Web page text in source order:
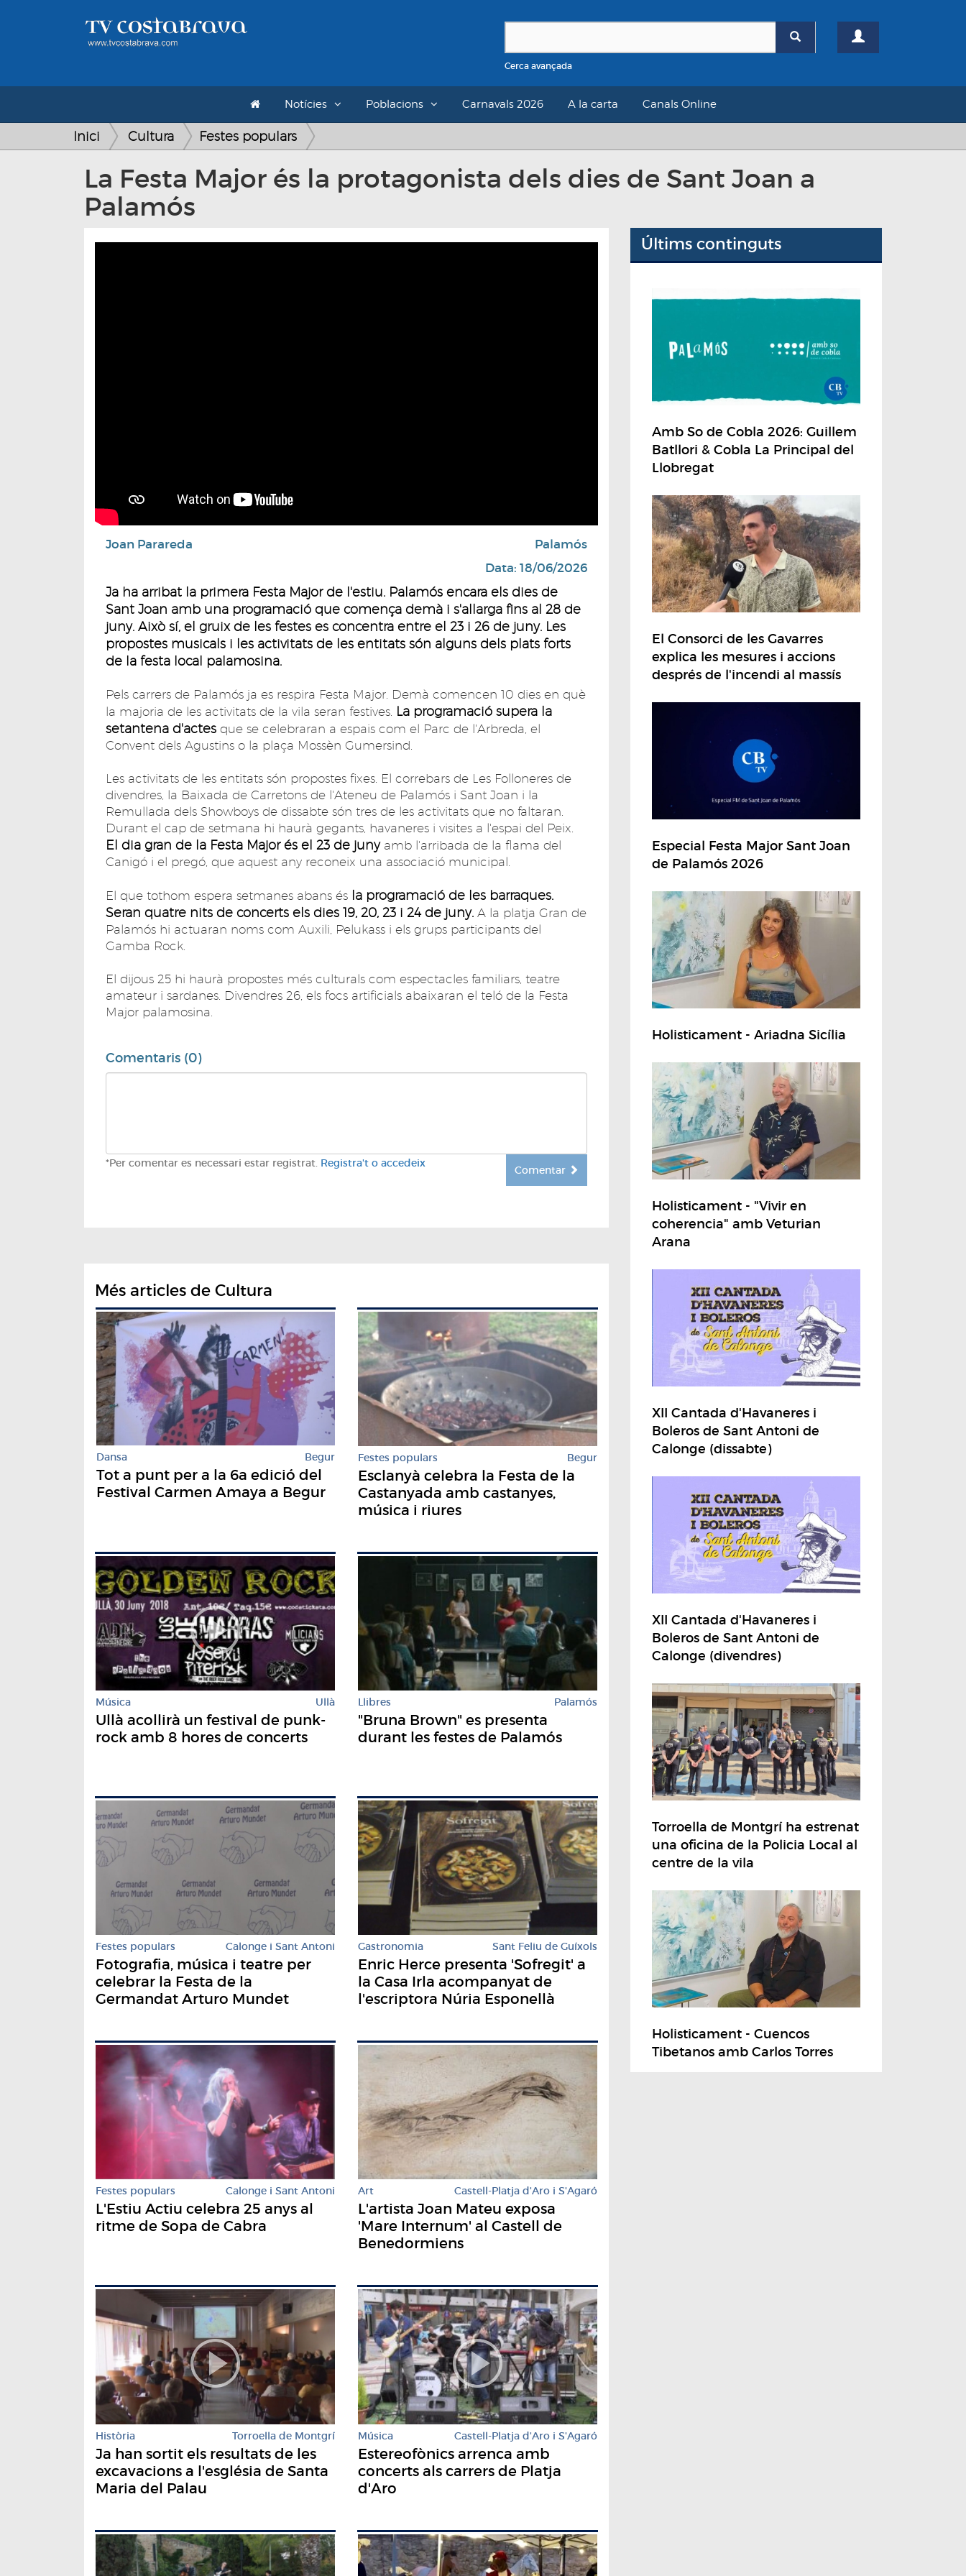
Cerca avançada
Notícies Poblacions Carnavals 2026 A la carta Canals Online
Inici Cultura Festes populars
La Festa Major és la protagonista dels dies de Sant Joan a
Palamós
Joan Parareda
Palamós
Data: 18/06/2026
Ja ha arribat la primera Festa Major de l'estiu. Palamós encara els dies de
Sant Joan amb una programació que comença demà i s'allarga fins al 28 de
juny. Això sí, el gruix de les festes es concentra entre el 23 i 26 de juny. Les
propostes musicals i les activitats de les entitats són alguns dels plats forts
de la festa local palamosina.
Pels carrers de Palamós ja es respira Festa Major. Demà comencen 10 dies en què
la majoria de les activitats de la vila seran festives. La programació supera la
setantena d'actes que se celebraran a espais com el Parc de l'Arbreda, el
Convent dels Agustins o la plaça Mossèn Gumersind.
Les activitats de les entitats són propostes fixes. El correbars de Les Folloneres de
divendres, la Baixada de Carretons de l'Ateneu de Palamós i Sant Joan i la
Remullada dels Showboys de dissabte són tres de les activitats que no faltaran.
Durant el cap de setmana hi haurà gegants, havaneres i visites a l'espai del Peix.
El dia gran de la Festa Major és el 23 de juny amb l'arribada de la flama del
Canigó i el pregó, que aquest any reconeix una associació municipal.
El que tothom espera setmanes abans és la programació de les barraques.
Seran quatre nits de concerts els dies 19, 20, 23 i 24 de juny. A la platja Gran de
Palamós hi actuaran noms com Auxili, Pelukass i els grups participants del
Gamba Rock.
El dijous 25 hi haurà propostes més culturals com espectacles familiars, teatre
amateur i sardanes. Divendres 26, els focs artificials abaixaran el teló de la Festa
Major palamosina.
Comentaris (0)
*Per comentar es necessari estar registrat. Registra't o accedeix
Comentar
Més articles de Cultura
Dansa Begur
Tot a punt per a la 6a edició del
Festival Carmen Amaya a Begur
Festes populars Begur
Esclanyà celebra la Festa de la
Castanyada amb castanyes,
música i riures
Música Ullà
Ullà acollirà un festival de punk-
rock amb 8 hores de concerts
Llibres Palamós
"Bruna Brown" es presenta
durant les festes de Palamós
Festes populars Calonge i Sant Antoni
Fotografia, música i teatre per
celebrar la Festa de la
Germandat Arturo Mundet
Gastronomia Sant Feliu de Guíxols
Enric Herce presenta 'Sofregit' a
la Casa Irla acompanyat de
l'escriptora Núria Esponellà
Festes populars Calonge i Sant Antoni
L'Estiu Actiu celebra 25 anys al
ritme de Sopa de Cabra
Art Castell-Platja d'Aro i S'Agaró
L'artista Joan Mateu exposa
'Mare Internum' al Castell de
Benedormiens
Història Torroella de Montgrí
Ja han sortit els resultats de les
excavacions a l'església de Santa
Maria del Palau
Música Castell-Platja d'Aro i S'Agaró
Estereofònics arrenca amb
concerts als carrers de Platja
d'Aro
Últims continguts
Amb So de Cobla 2026: Guillem
Batllori & Cobla La Principal del
Llobregat
El Consorci de les Gavarres
explica les mesures i accions
després de l'incendi al massís
Especial Festa Major Sant Joan
de Palamós 2026
Holisticament - Ariadna Sicília
Holisticament - "Vivir en
coherencia" amb Veturian
Arana
XII Cantada d'Havaneres i
Boleros de Sant Antoni de
Calonge (dissabte)
XII Cantada d'Havaneres i
Boleros de Sant Antoni de
Calonge (divendres)
Torroella de Montgrí ha estrenat
una oficina de la Policia Local al
centre de la vila
Holisticament - Cuencos
Tibetanos amb Carlos Torres